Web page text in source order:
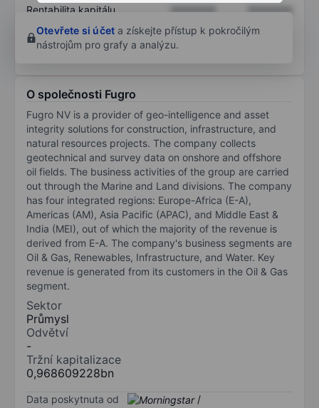
Rentabilita kapitálu XXXXXXX
XXXXXXX
Otevřete si účet a získejte přístup k pokročilým
nástrojům pro grafy a analýzu.
O společnosti Fugro
Fugro NV is a provider of geo-intelligence and asset
integrity solutions for construction, infrastructure, and
natural resources projects. The company collects
geotechnical and survey data on onshore and offshore
oil fields. The business activities of the group are carried
out through the Marine and Land divisions. The company
has four integrated regions: Europe-Africa (E-A),
Americas (AM), Asia Pacific (APAC), and Middle East &
India (MEI), out of which the majority of the revenue is
derived from E-A. The company's business segments are
Oil & Gas, Renewables, Infrastructure, and Water. Key
revenue is generated from its customers in the Oil & Gas
segment.
Sektor
Průmysl
Odvětví
-
Tržní kapitalizace
0,968609228bn
Data poskytnuta od /